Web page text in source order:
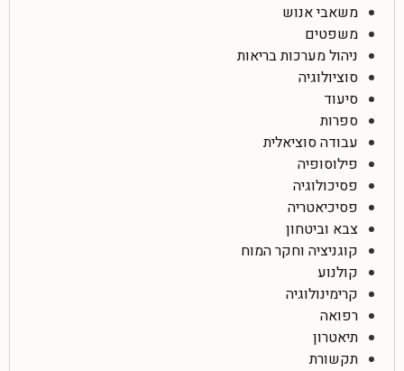
משאבי אנוש
משפטים
ניהול מערכות בריאות
סוציולוגיה
סיעוד
ספרות
עבודה סוציאלית
פילוסופיה
פסיכולוגיה
פסיכיאטריה
צבא וביטחון
קוגניציה וחקר המוח
קולנוע
קרימינולוגיה
רפואה
תיאטרון
תקשורת